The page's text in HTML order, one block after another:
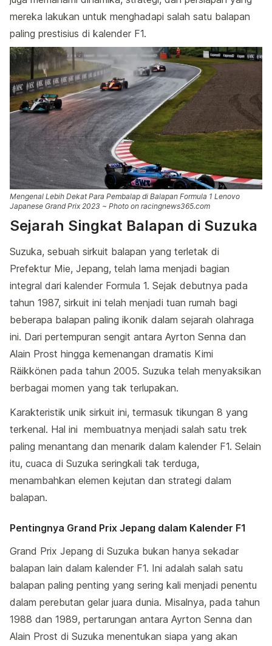
mereka lakukan untuk menghadapi salah satu balapan
paling prestisius di kalender F1.
Mengenal Lebih Dekat Para Pembalap di Balapan Formula 1 Lenovo
Japanese Grand Prix 2023 ~ Photo on racingnews365.com
Sejarah Singkat Balapan di Suzuka
Suzuka, sebuah sirkuit balapan yang terletak di
Prefektur Mie, Jepang, telah lama menjadi bagian
integral dari kalender Formula 1. Sejak debutnya pada
tahun 1987, sirkuit ini telah menjadi tuan rumah bagi
beberapa balapan paling ikonik dalam sejarah olahraga
ini. Dari pertempuran sengit antara Ayrton Senna dan
Alain Prost hingga kemenangan dramatis Kimi
Räikkönen pada tahun 2005. Suzuka telah menyaksikan
berbagai momen yang tak terlupakan.
Karakteristik unik sirkuit ini, termasuk tikungan 8 yang
terkenal. Hal ini membuatnya menjadi salah satu trek
paling menantang dan menarik dalam kalender F1. Selain
itu, cuaca di Suzuka seringkali tak terduga,
menambahkan elemen kejutan dan strategi dalam
balapan.
Pentingnya Grand Prix Jepang dalam Kalender F1
Grand Prix Jepang di Suzuka bukan hanya sekadar
balapan lain dalam kalender F1. Ini adalah salah satu
balapan paling penting yang sering kali menjadi penentu
dalam perebutan gelar juara dunia. Misalnya, pada tahun
1988 dan 1989, pertarungan antara Ayrton Senna dan
Alain Prost di Suzuka menentukan siapa yang akan